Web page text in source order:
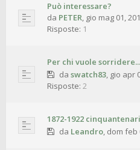
Può interessare?
da PETER, gio mag 01,
Risposte: 1
Per chi vuole sorridere...
da swatch83, gio apr
Risposte: 2
1872-1922
da Leandro, dom feb